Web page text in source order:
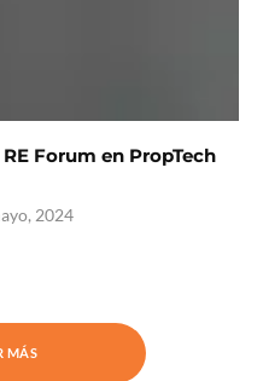
Forum en PropTech
2024
MÁS